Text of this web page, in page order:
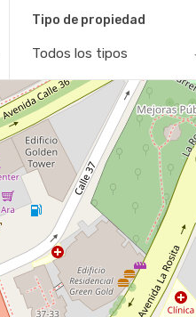
Tipo de propiedad
Todos los tipos